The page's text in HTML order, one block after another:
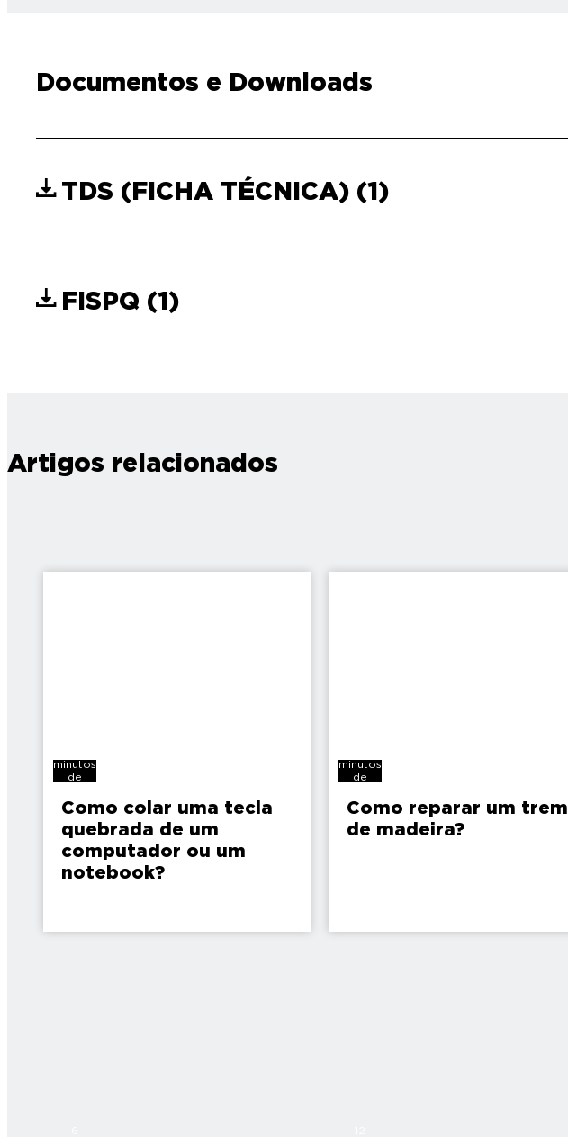
Documentos e Downloads
TDS (FICHA TÉCNICA) (1)
FISPQ (1)
Artigos relacionados
minutos
de
Como colar uma tecla
quebrada de um
computador ou um
notebook?
minutos
de
Como reparar um trem
de madeira?